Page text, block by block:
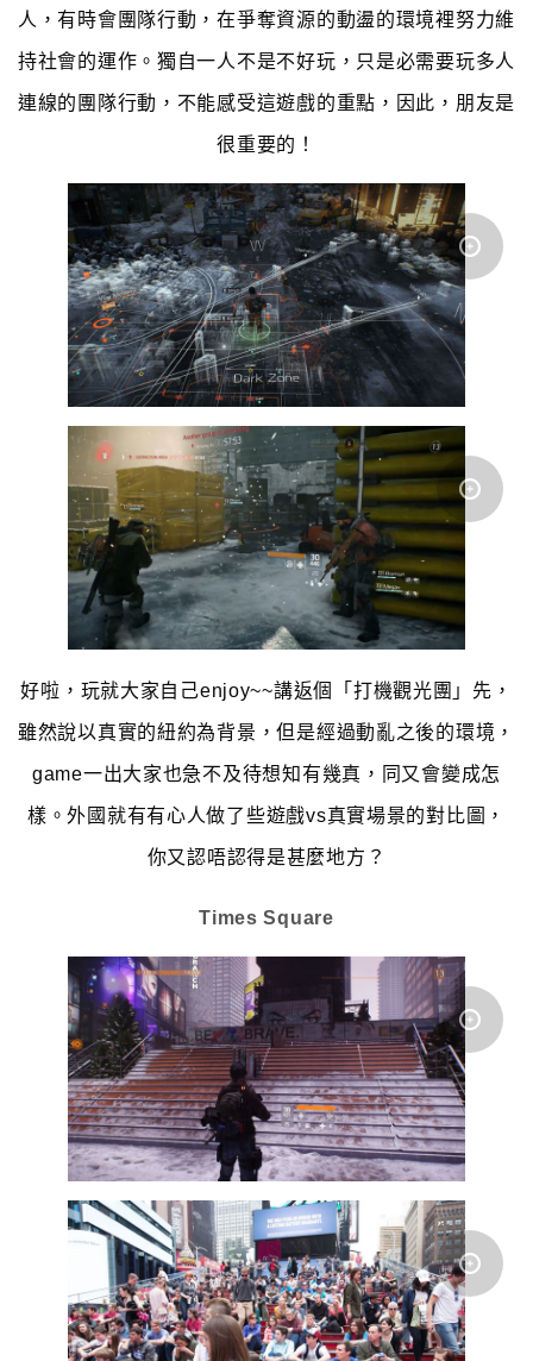
人，有時會團隊行動，在爭奪資源的動盪的環境裡努力維
持社會的運作。獨自一人不是不好玩，只是必需要玩多人
連線的團隊行動，不能感受這遊戲的重點，因此，朋友是
很重要的！
好啦，玩就大家自己enjoy~~講返個「打機觀光團」先，
雖然說以真實的紐約為背景，但是經過動亂之後的環境，
game一出大家也急不及待想知有幾真，同又會變成怎
樣。外國就有有心人做了些遊戲vs真實場景的對比圖，
你又認唔認得是甚麼地方？
Times Square